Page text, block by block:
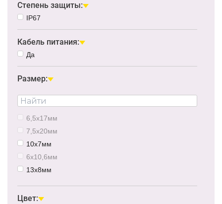
Степень защиты:
IP67
Кабель питания:
Да
Размер:
6,5x17мм
7,5x20мм
10х7мм
6х10,6мм
13х8мм
6,5х15мм
Цвет: